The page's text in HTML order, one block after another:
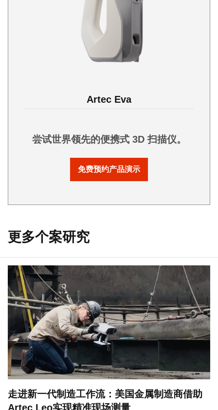
Artec Eva
尝试世界领先的便携式 3D 扫描仪。
免费预约产品演示
更多个案研究
走进新一代制造工作流：美国金属制造商借助
Artec Leo实现精准现场测量